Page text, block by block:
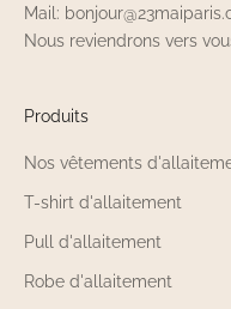
Mail:
Nous reviendrons vers
Produits
Nos vêtements
T-shirt d'allaitement
Pull d'allaitement
Robe d'allaitement